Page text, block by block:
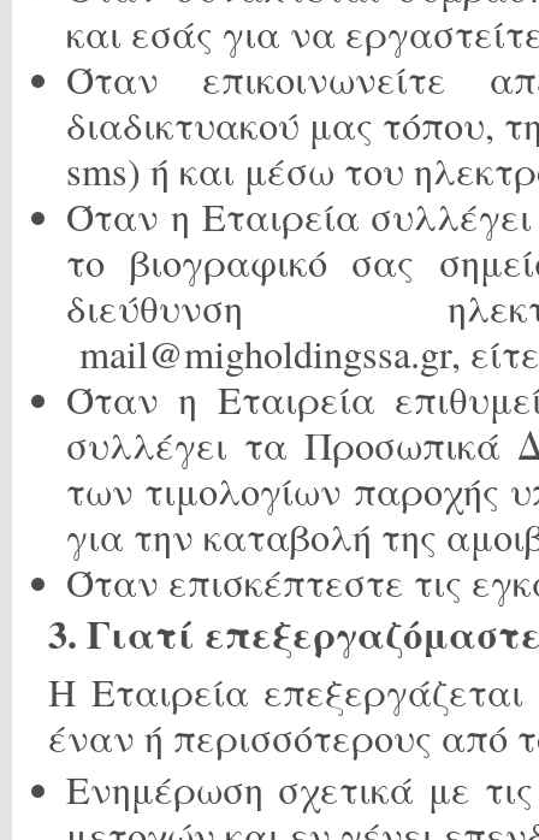
και εσάς για να
Όταν επικοινωνείτε
διαδικτυακού μας τόπου,
sms) ή και μέσω του
Όταν η Εταιρεία
το βιογραφικό σας
διεύθυνση
mail@migholdingssa.gr,
Όταν η Εταιρεία
συλλέγει τα Προσωπικά
των τιμολογίων παροχής
για την καταβολή της
Όταν επισκέπτεστε τις
3. Γιατί
Η Εταιρεία
έναν ή περισσότερους από
Ενημέρωση σχετικά με